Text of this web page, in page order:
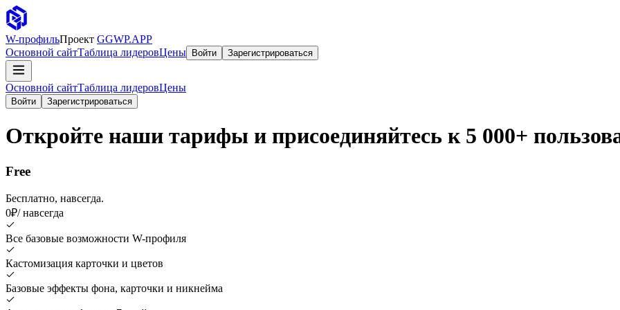
W-профильПроект GGWP.APP
Основной сайтТаблица лидеровЦены Войти Зарегистрироваться
Основной сайтТаблица лидеровЦены
Войти Зарегистрироваться
Откройте наши тарифы и присоединяйтесь к 5 000+
Free
Бесплатно, навсегда.
0₽/ навсегда
Все базовые возможности W-профиля
Кастомизация карточки и цветов
Базовые эффекты фона, карточки и никнейма